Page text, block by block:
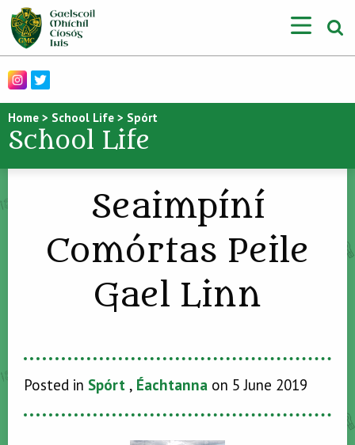
Home > School Life > Spórt
School Life
Seaimpíní
Comórtas Peile
Gael Linn
Posted in Spórt , Éachtanna on 5 June 2019